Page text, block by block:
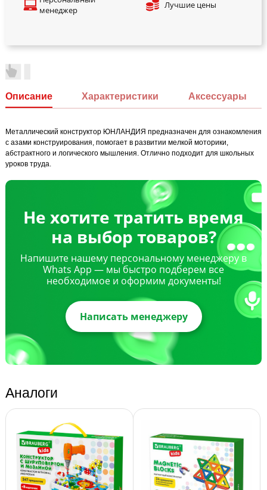
менеджер
Лучшие цены
Описание Характеристики Аксессуары
Металлический конструктор ЮНЛАНДИЯ предназначен для ознакомления
с азами конструирования, помогает в развитии мелкой моторики,
абстрактного и логического мышления. Отлично подходит для школьных
уроков труда.
Не хотите тратить время
на выбор товаров?
Напишите нашему персональному менеджеру в
Whats App — мы быстро подберем все
необходимое и оформим документы!
Написать менеджеру
Аналоги